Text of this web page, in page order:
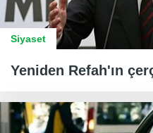
Siyaset
Yeniden Refah'ın